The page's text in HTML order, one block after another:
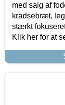
med salg af
kradsebræt,
stærkt
Klik her for at